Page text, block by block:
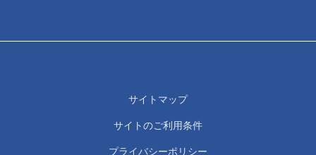
サイトマップ
サイトのご利用条件
プライバシーポリシー